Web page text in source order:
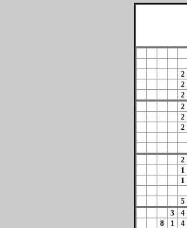
2
2
2
2
2
2
2
1
1
5
3
4
8
1 4